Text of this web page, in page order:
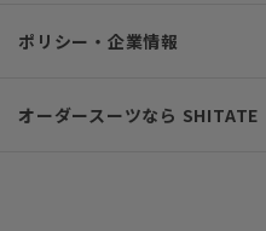
ポリシー・企業情報
オーダースーツなら SHITATE